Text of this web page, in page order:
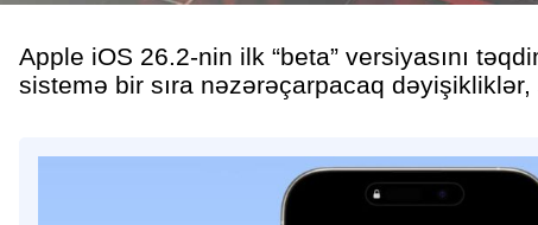
Apple iOS 26.2-nin ilk “beta” versiyasını
sistemə bir sıra nəzərəçarpacaq